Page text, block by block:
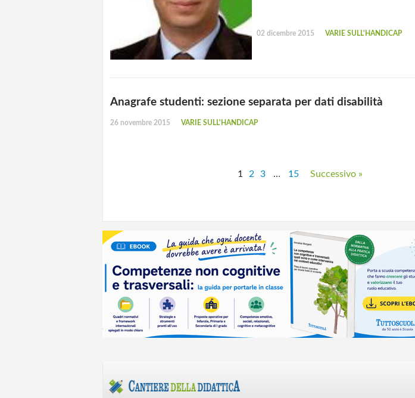
02 dicembre 2015 VARIE SULL'HANDICAP
Anagrafe studenti: sezione separata per dati disabilità
26 novembre 2015 VARIE SULL'HANDICAP
1 2 3 … 15 Successivo »